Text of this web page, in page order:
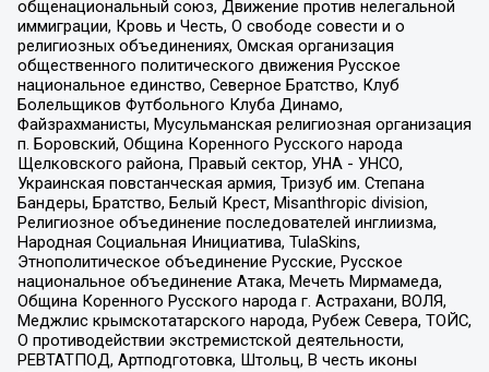
общенациональный союз, Движение против нелегальной
иммиграции, Кровь и Честь, О свободе совести и о
религиозных объединениях, Омская организация
общественного политического движения Русское
национальное единство, Северное Братство, Клуб
Болельщиков Футбольного Клуба Динамо,
Файзрахманисты, Мусульманская религиозная организация
п. Боровский, Община Коренного Русского народа
Щелковского района, Правый сектор, УНА - УНСО,
Украинская повстанческая армия, Тризуб им. Степана
Бандеры, Братство, Белый Крест, Misanthropic division,
Религиозное объединение последователей инглиизма,
Народная Социальная Инициатива, TulaSkins,
Этнополитическое объединение Русские, Русское
национальное объединение Атака, Мечеть Мирмамеда,
Община Коренного Русского народа г. Астрахани, ВОЛЯ,
Меджлис крымскотатарского народа, Рубеж Севера, ТОЙС,
О противодействии экстремистской деятельности,
РЕВТАТПОД, Артподготовка, Штольц, В честь иконы